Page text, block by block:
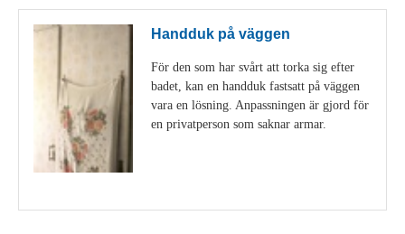
Handduk på väggen
För den som har svårt att torka sig efter
badet, kan en handduk fastsatt på väggen
vara en lösning. Anpassningen är gjord för
en privatperson som saknar armar.